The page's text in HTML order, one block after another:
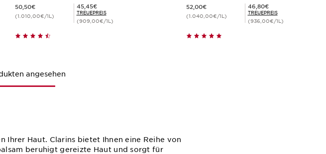
50,50€
(1.010,00€/1L)
Mitgliederpreis 45,45€
45,45€
TREUEPREIS
(909,00€/1L)
52,00€
(1.040,00€/1L)
Mitgliederpreis 46,80€
46,80€
TREUEPREIS
(936,00€/1L)
angesehen
Ihrer Haut. Clarins bietet Ihnen eine Reihe von
beruhigt gereizte Haut und sorgt für